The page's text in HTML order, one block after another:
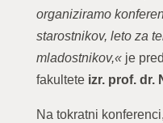
organiziramo
starostnikov, leto za
mladostnikov,«je
fakultete izr. prof. dr.
Na tokratni